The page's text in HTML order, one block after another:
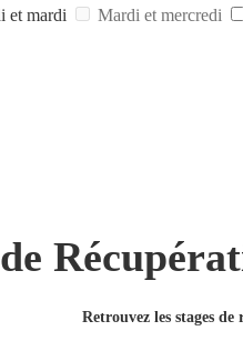
et mardi Mardi et mercredi
Retrouvez les stages